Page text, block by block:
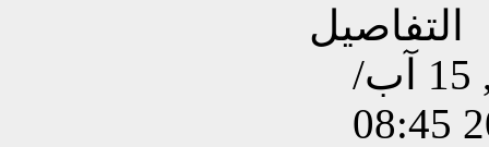
التفاصيل
تم إنشاءه بتاريخ الإثنين, 15 آب/